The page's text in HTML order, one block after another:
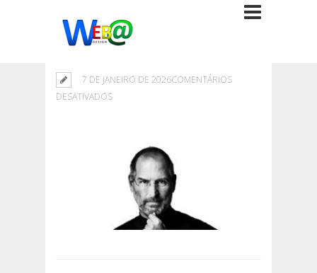
7 DE JANEIRO DE 2026COMENTÁRIOS
DESATIVADOSEM